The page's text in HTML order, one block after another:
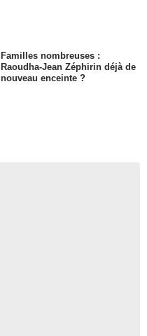
Familles nombreuses :
Raoudha-Jean Zéphirin déjà de
nouveau enceinte ?